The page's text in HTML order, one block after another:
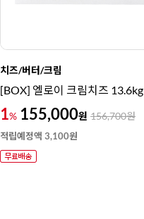
치즈/버터/크림
[BOX] 엘로이 크림치즈 13.6kg
1% 155,000원 156,700원
적립예정액 3,100원